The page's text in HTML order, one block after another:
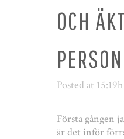
OCH
PERSON
Posted at 15:19h
Första gången
är det inför